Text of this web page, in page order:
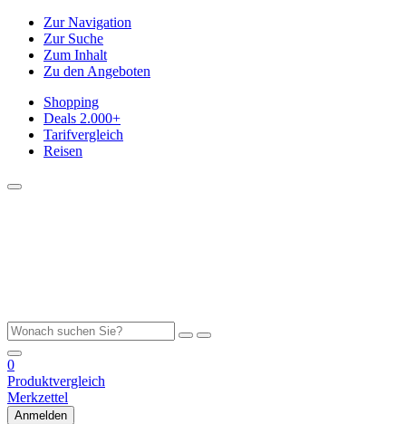
Zur Navigation
Zur Suche
Zum Inhalt
Zu den Angeboten
Shopping
Deals 2.000+
Tarifvergleich
Reisen
0
Produktvergleich
Merkzettel
Anmelden